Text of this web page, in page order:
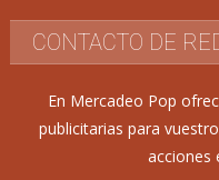
CONTACTO DE
En Mercadeo Pop
publicitarias para
acciones